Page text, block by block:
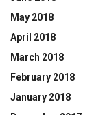
May 2018
April 2018
March 2018
February 2018
January 2018